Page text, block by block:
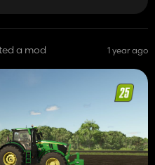
a mod 1 year ago